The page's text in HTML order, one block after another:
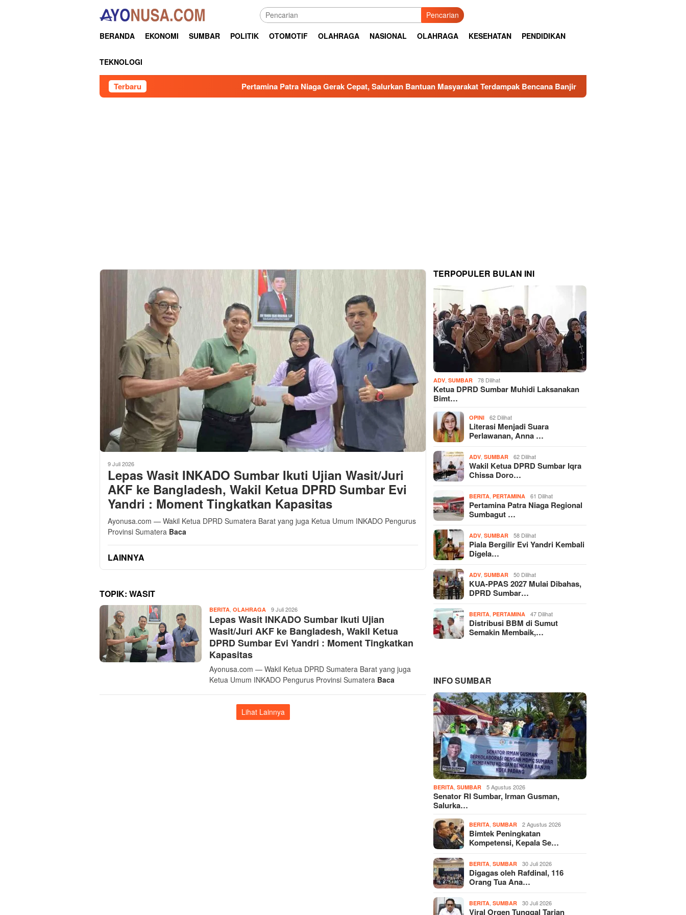
Pencarian
BERANDA EKONOMI SUMBAR POLITIK OTOMOTIF OLAHRAGA NASIONAL OLAHRAGA KESEHATAN PENDIDIKAN
TEKNOLOGI
Terbaru Pertamina Patra Niaga Gerak Cepat, Salurkan Bantuan Masyarakat Terdampak Bencana Banjir di Sumbar
9 Juli 2026
Lepas Wasit INKADO Sumbar Ikuti Ujian Wasit/Juri
AKF ke Bangladesh, Wakil Ketua DPRD Sumbar Evi
Yandri : Moment Tingkatkan Kapasitas
Ayonusa.com — Wakil Ketua DPRD Sumatera Barat yang juga Ketua Umum INKADO Pengurus
Provinsi Sumatera Baca
LAINNYA
TOPIK: WASIT
BERITA OLAHRAGA Musthofa
Ritonga
9 Juli 2026
Lepas Wasit INKADO Sumbar Ikuti Ujian
Wasit/Juri AKF ke Bangladesh, Wakil Ketua
DPRD Sumbar Evi Yandri : Moment Tingkatkan
Kapasitas
Ayonusa.com — Wakil Ketua DPRD Sumatera Barat yang juga
Ketua Umum INKADO Pengurus Provinsi Sumatera Baca
Lihat Lainnya
TERPOPULER BULAN INI
ADV ,SUMBAR 78 Dilihat
Ketua DPRD Sumbar Muhidi Laksanakan
Bimt…
OPINI 62 Dilihat
Literasi Menjadi Suara
Perlawanan, Anna …
ADV ,SUMBAR 62 Dilihat
Wakil Ketua DPRD Sumbar Iqra
Chissa Doro…
BERITA ,PERTAMINA 61 Dilihat
Pertamina Patra Niaga Regional
Sumbagut …
ADV ,SUMBAR 58 Dilihat
Piala Bergilir Evi Yandri Kembali
Digela…
ADV ,SUMBAR 50 Dilihat
KUA-PPAS 2027 Mulai Dibahas,
DPRD Sumbar…
BERITA ,PERTAMINA 47 Dilihat
Distribusi BBM di Sumut
Semakin Membaik,…
INFO SUMBAR
BERITA ,SUMBAR 5 Agustus 2026
Senator RI Sumbar, Irman Gusman,
Salurka…
BERITA ,SUMBAR 2 Agustus 2026
Bimtek Peningkatan
Kompetensi, Kepala Se…
BERITA ,SUMBAR 30 Juli 2026
Digagas oleh Rafdinal, 116
Orang Tua Ana…
BERITA ,SUMBAR 30 Juli 2026
Viral Orgen Tunggal Tarian